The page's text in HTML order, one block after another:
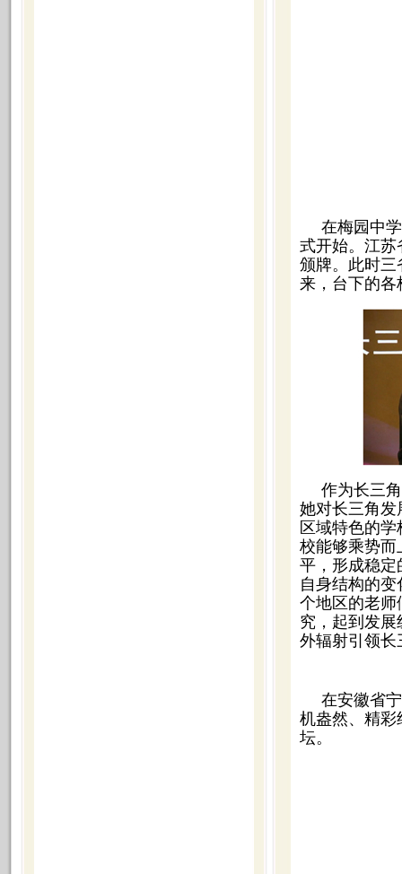
在梅园中
式开始。江苏
颁牌。此时三
来，台下的各
作为长三
她对长三角发
区域特色的
校能够乘势而
平，形成稳定
自身结构的
个地区的老师
究，起到发
外辐射引领长
在安徽省
机盎然、精彩
坛。